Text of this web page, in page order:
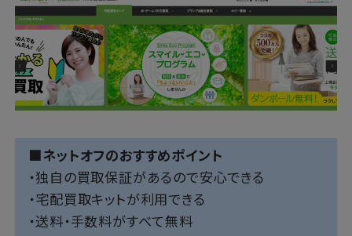
■ネットオフのおすすめポイント
・独自の買取保証があるので安心できる
・宅配買取キットが利用できる
・送料・手数料がすべて無料